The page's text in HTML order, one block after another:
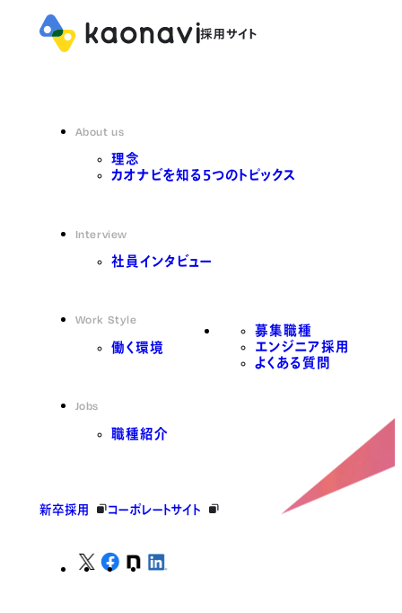
About us
理念
カオナビを知る5つのトピックス
Interview
社員インタビュー
Work Style
働く環境
Jobs
職種紹介
募集職種
エンジニア採用
よくある質問
新卒採用 コーポレートサイト